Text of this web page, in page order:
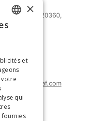
Zerktouni 20360,
662
663
af.com
×
et
qui
fournies